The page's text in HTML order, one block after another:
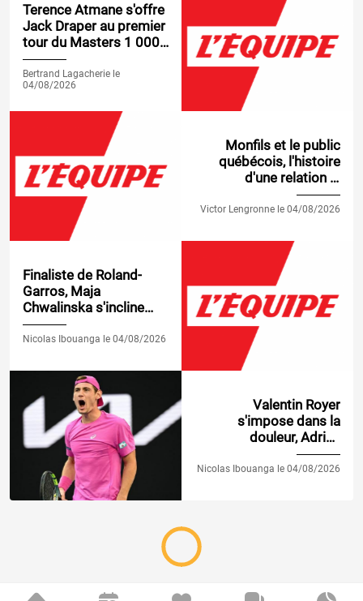
Bertrand Lagacherie le
04/08/2026
Terence Atmane s'offre
Jack Draper au premier
tour du Masters 1 000
de Montréal
Victor Lengronne le 04/08/2026
Monfils et le public
québécois, l'histoire
d'une relation si
particulière
Nicolas Ibouanga le 04/08/2026
Finaliste de Roland-
Garros, Maja
Chwalinska s'incline
dès son entrée en lice
au WTA 1000 de
Nicolas Ibouanga le 04/08/2026
Valentin Royer
s'impose dans la
douleur, Adrian
Mannarino éliminé dès
le premier tour au